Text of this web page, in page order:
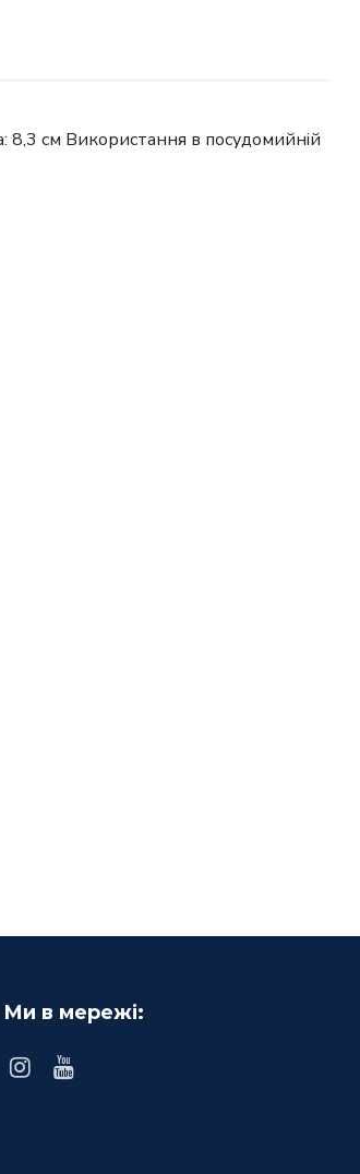
8,3 см Використання в посудомийній
Ми в мережі: